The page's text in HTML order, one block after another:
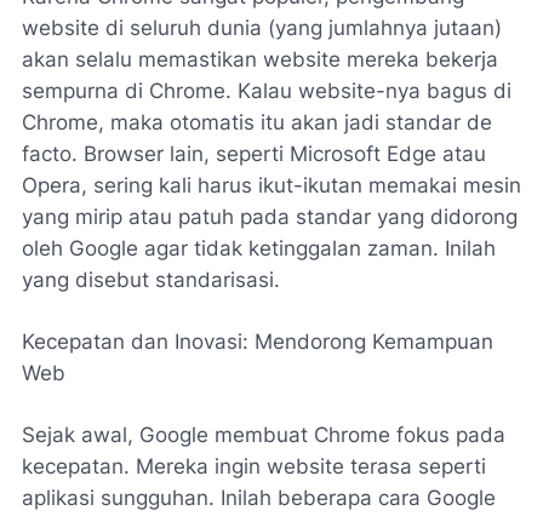
website di seluruh dunia (yang jumlahnya jutaan)
akan selalu memastikan website mereka bekerja
sempurna di Chrome. Kalau website-nya bagus di
Chrome, maka otomatis itu akan jadi standar de
facto. Browser lain, seperti Microsoft Edge atau
Opera, sering kali harus ikut-ikutan memakai mesin
yang mirip atau patuh pada standar yang didorong
oleh Google agar tidak ketinggalan zaman. Inilah
yang disebut standarisasi.
Kecepatan dan Inovasi: Mendorong Kemampuan
Web
Sejak awal, Google membuat Chrome fokus pada
kecepatan. Mereka ingin website terasa seperti
aplikasi sungguhan. Inilah beberapa cara Google